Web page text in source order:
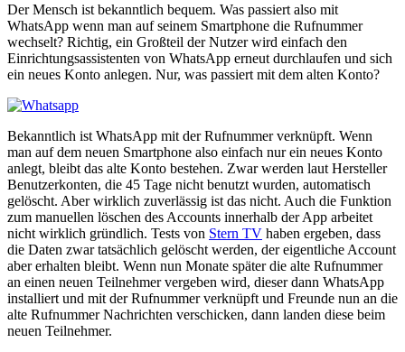
Der Mensch ist bekanntlich bequem. Was passiert also mit
WhatsApp wenn man auf seinem Smartphone die Rufnummer
wechselt? Richtig, ein Großteil der Nutzer wird einfach den
Einrichtungsassistenten von WhatsApp erneut durchlaufen und sich
ein neues Konto anlegen. Nur, was passiert mit dem alten Konto?
Bekanntlich ist WhatsApp mit der Rufnummer verknüpft. Wenn
man auf dem neuen Smartphone also einfach nur ein neues Konto
anlegt, bleibt das alte Konto bestehen. Zwar werden laut Hersteller
Benutzerkonten, die 45 Tage nicht benutzt wurden, automatisch
gelöscht. Aber wirklich zuverlässig ist das nicht. Auch die Funktion
zum manuellen löschen des Accounts innerhalb der App arbeitet
nicht wirklich gründlich. Tests von Stern TV haben ergeben, dass
die Daten zwar tatsächlich gelöscht werden, der eigentliche Account
aber erhalten bleibt. Wenn nun Monate später die alte Rufnummer
an einen neuen Teilnehmer vergeben wird, dieser dann WhatsApp
installiert und mit der Rufnummer verknüpft und Freunde nun an die
alte Rufnummer Nachrichten verschicken, dann landen diese beim
neuen Teilnehmer.